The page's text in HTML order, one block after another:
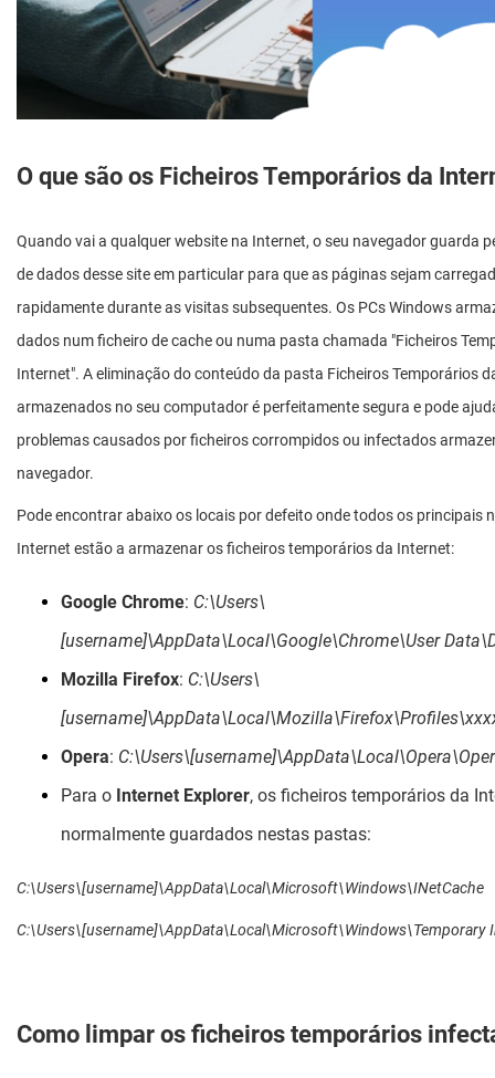
O que são os Ficheiros Temporários da
Quando vai a qualquer website na Internet, o seu navegador guarda
de dados desse site em particular para que as páginas sejam
rapidamente durante as visitas subsequentes. Os PCs Windows
dados num ficheiro de cache ou numa pasta chamada "Ficheiros
Internet". A eliminação do conteúdo da pasta Ficheiros Temporários
armazenados no seu computador é perfeitamente segura e pode
problemas causados por ficheiros corrompidos ou infectados
navegador.
Pode encontrar abaixo os locais por defeito onde todos os principais
Internet estão a armazenar os ficheiros temporários da Internet:
Google Chrome: C:\Users\
[username]\AppData\Local\Google\Chrome\User
Mozilla Firefox: C:\Users\
Opera:
Para o Internet Explorer, os ficheiros temporários da
normalmente guardados nestas pastas:
C:\Users\[username]\AppData\Local\Microsoft\Windows\INetCache
C:\Users\[username]\AppData\Local\Microsoft\Windows\Temporary
Como limpar os ficheiros temporários